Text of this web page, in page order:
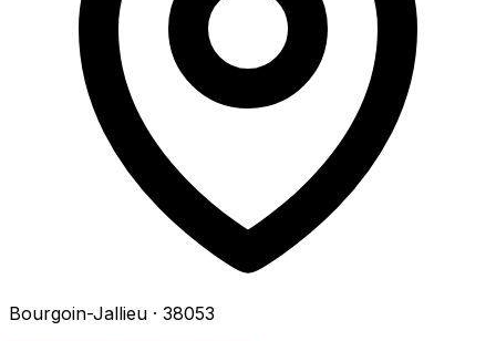
Bourgoin-Jallieu · 38053